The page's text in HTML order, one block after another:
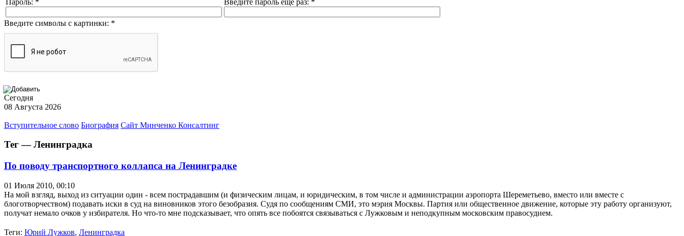
Введите символы с картинки: *
Сегодня
08 Августа 2026
Вступительное слово Биография Сайт Минченко Консалтинг
Тег — Ленинградка
По поводу транспортного коллапса на Ленинградке
01 Июля 2010, 00:10
На мой взгляд, выход из ситуации один - всем пострадавшим (и физическим лицам, и юридическим, в том числе и администрации аэропорта Шереметьево, вместо или вместе с
блоготворчеством) подавать иски в суд на виновников этого безобразия. Судя по сообщениям СМИ, это мэрия Москвы. Партия или общественное движение, которые эту работу организуют,
получат немало очков у избирателя. Но что-то мне подсказывает, что опять все побоятся связываться с Лужковым и неподкупным московским правосудием.
Теги: Юрий Лужков, Ленинградка